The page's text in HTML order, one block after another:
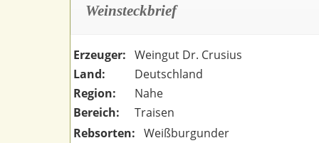
Weinsteckbrief
Erzeuger:
Weingut Dr. Crusius
Land:
Deutschland
Region:
Nahe
Bereich:
Traisen
Rebsorten:
Weißburgunder